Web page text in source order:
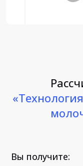
Вы получите: